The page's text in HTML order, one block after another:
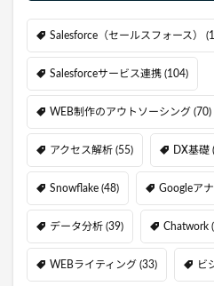
Salesforce（セールスフォース）
Salesforceサービス連携 (104)
WEB制作のアウトソーシング (70)
アクセス解析 (55) DX基礎
Snowflake (48) Googleア
データ分析 (39) Chatwork
WEBライティング (33) ビ